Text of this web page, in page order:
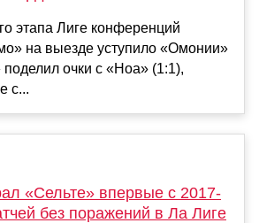
этапа Лиге конференций
на выезде уступило «Омонии»
очки с «Ноа» (1:1),
с...
«Сельте» впервые с 2017-
без поражений в Ла Лиге